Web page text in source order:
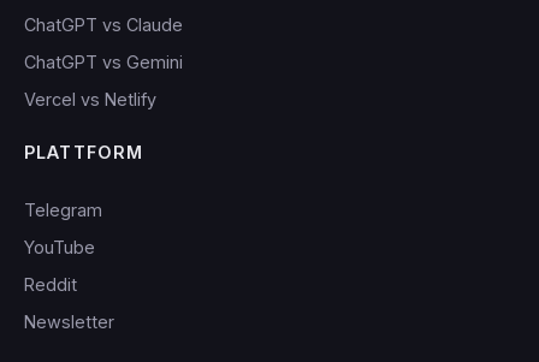
ChatGPT vs Claude
ChatGPT vs Gemini
Vercel vs Netlify
PLATTFORM
Telegram
YouTube
Reddit
Newsletter